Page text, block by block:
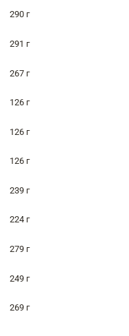
290 г
291 г
267 г
126 г
126 г
126 г
239 г
224 г
279 г
249 г
269 г